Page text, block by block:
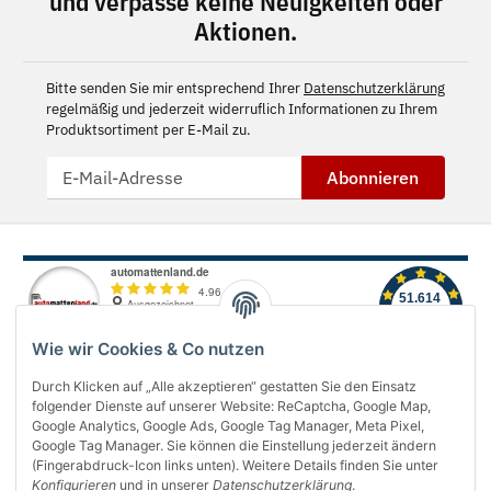
Wie wir Cookies & Co nutzen
Durch Klicken auf „Alle akzeptieren“ gestatten Sie den Einsatz
folgender Dienste auf unserer Website: ReCaptcha, Google Map,
Google Analytics, Google Ads, Google Tag Manager, Meta Pixel,
Google Tag Manager. Sie können die Einstellung jederzeit ändern
(Fingerabdruck-Icon links unten). Weitere Details finden Sie unter
Konfigurieren und in unserer Datenschutzerklärung.
Aktionen.
Bitte senden Sie mir entsprechend Ihrer Datenschutzerklärung
regelmäßig und jederzeit widerruflich Informationen zu Ihrem
Produktsortiment per E-Mail zu.
Abonnieren
Über uns
Informationen